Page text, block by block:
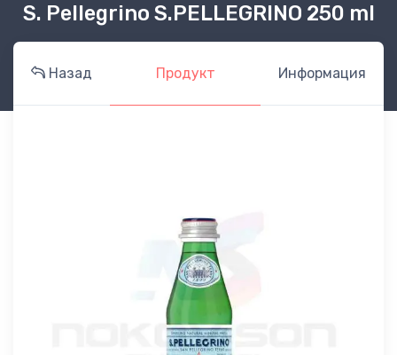
S. Pellegrino S.PELLEGRINO 250 ml
Назад Продукт Информация